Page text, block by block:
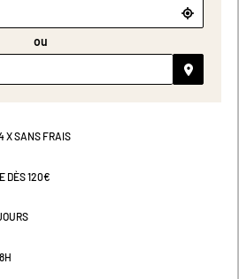
ou
X SANS FRAIS
DÈS 120€